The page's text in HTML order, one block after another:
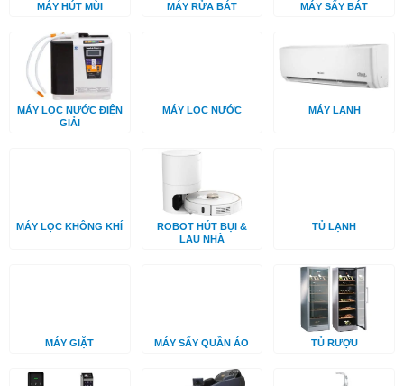
MÁY HÚT MÙI MÁY RỬA BÁT MÁY SẤY BÁT
MÁY LỌC NƯỚC ĐIỆN
GIẢI
MÁY LỌC NƯỚC MÁY LẠNH
MÁY LỌC KHÔNG KHÍ
ROBOT HÚT BỤI &
LAU NHÀ
TỦ LẠNH
MÁY GIẶT MÁY SẤY QUẦN ÁO TỦ RƯỢU